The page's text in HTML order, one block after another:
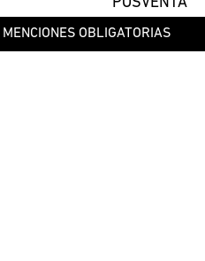
MENCIONES OBLIGATORIAS